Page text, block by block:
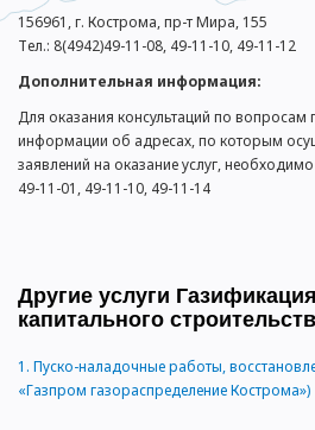
156961, г. Кострома, пр-т Мира, 155
Тел.: 8(4942)49-11-08, 49-11-10, 49-11-12
Дополнительная информация:
Для оказания консультаций по вопросам
информации об адресах, по которым
заявлений на оказание услуг,
49-11-01, 49-11-10, 49-11-14
Другие услуги
капитального
1. Пуско-наладочные работы,
«Газпром газораспределение Кострома»)